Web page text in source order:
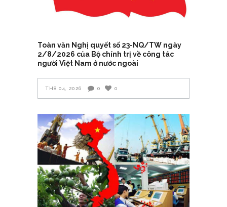
Toàn văn Nghị quyết số 23-NQ/TW ngày
2/8/2026 của Bộ chính trị về công tác
người Việt Nam ở nước ngoài
TH8 04, 2026 0 0